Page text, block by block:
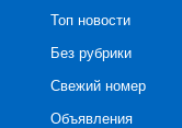
Топ новости
Без рубрики
Свежий номер
Объявления